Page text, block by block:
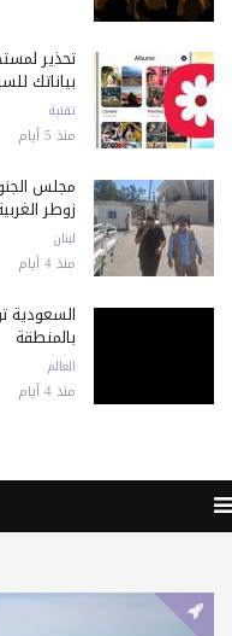
تحذير
بياناتك
تقنية
منذ 5 أيام
مجلس
زوطر
لبنان
منذ 4 أيام
السعودية
بالمنطقة
العالم
منذ 4 أيام